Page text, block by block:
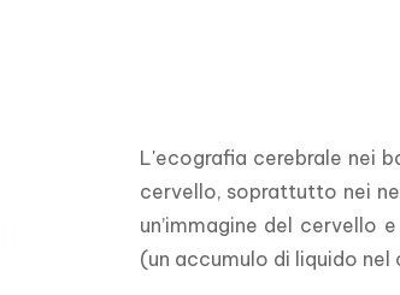
L'ecografia cerebrale nei
cervello, soprattutto nei
un’immagine del cervello
(un accumulo di liquido